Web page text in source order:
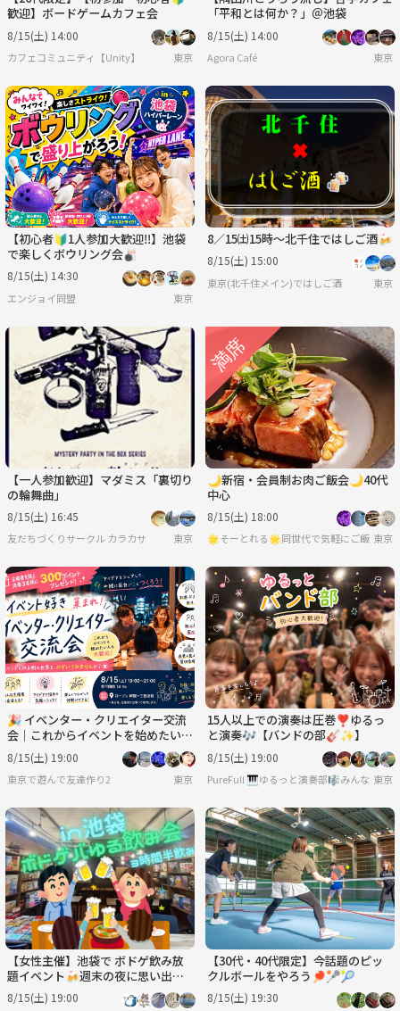
歓迎】ボードゲームカフェ会
8/15(土) 14:00
カフェコミュニティ【Unity】 東京
「平和とは何か？」＠池袋
8/15(土) 14:00
Agora Café 東京
【初心者🔰1人参加大歓迎‼️】池袋
で楽しくボウリング会🎳
8/15(土) 14:30
エンジョイ同盟 東京
8／15㈯15時〜北千住ではしご酒🍻
8/15(土) 15:00
東京(北千住メイン)ではしご酒 東京
【一人参加歓迎】マダミス「裏切り
の輪舞曲」
8/15(土) 16:45
友だちづくりサークル カラカサ 東京
🌙新宿・会員制お肉ご飯会🌙40代
中心
8/15(土) 18:00
🌟そーとれる🌟同世代で気軽にご飯会東京
🎉 イベンター・クリエイター交流
会｜これからイベントを始めたい方
も歓迎！
8/15(土) 19:00
東京で遊んで友達作り2 東京
15人以上での演奏は圧巻❣️ゆるっ
と演奏🎶【バンドの部🎸✨️】
8/15(土) 19:00
PureFull 🎹ゆるっと演奏部🎼みんなで音
東京
【女性主催】池袋で ボドゲ飲み放
題イベント🍻週末の夜に思い出作
り✨ 新規大歓迎！！
8/15(土) 19:00
【30代・40代限定】今話題のピッ
クルボールをやろう🏓🥍🎾
8/15(土) 19:30